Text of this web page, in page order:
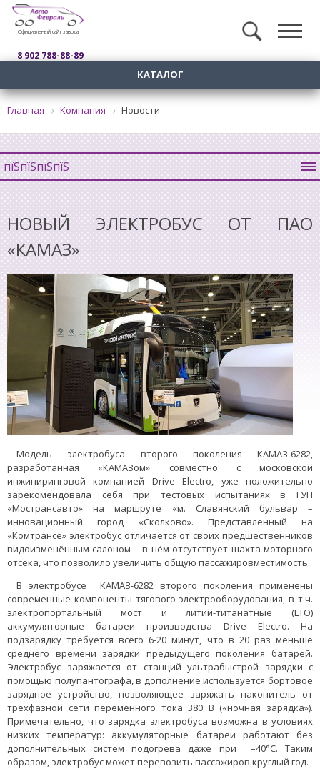
Официальный сайт завода
8 902 788-88-89
КАТАЛОГ
Главная Компания Новости
пїЅпїЅпїЅпїЅ
НОВЫЙ ЭЛЕКТРОБУС ОТ ПАО
«КАМАЗ»
Модель электробуса второго поколения КАМАЗ-6282,
разработанная «КАМАЗом» совместно с московской
инжиниринговой компанией Drive Electro, уже положительно
зарекомендовала себя при тестовых испытаниях в ГУП
«Мострансавто» на маршруте «м. Славянский бульвар –
инновационный город «Сколково». Представленный на
«Комтрансе» электробус отличается от своих предшественников
видоизменённым салоном – в нём отсутствует шахта моторного
отсека, что позволило увеличить общую пассажировместимость.
В электробусе КАМАЗ-6282 второго поколения применены
современные компоненты тягового электрооборудования, в т.ч.
электропортальный мост и литий-титанатные (LTO)
аккумуляторные батареи производства Drive Electro. На
подзарядку требуется всего 6-20 минут, что в 20 раз меньше
среднего времени зарядки предыдущего поколения батарей.
Электробус заряжается от станций ультрабыстрой зарядки с
помощью полупантографа, в дополнение используется бортовое
зарядное устройство, позволяющее заряжать накопитель от
трёхфазной сети переменного тока 380 В («ночная зарядка»).
Примечательно, что зарядка электробуса возможна в условиях
низких температур: аккумуляторные батареи работают без
дополнительных систем подогрева даже при –40°С. Таким
образом, электробус может перевозить пассажиров круглый год.